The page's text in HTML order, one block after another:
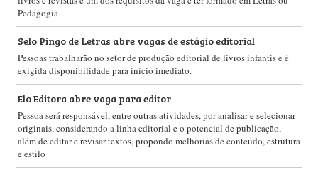
Pedagogia
Selo Pingo de Letras abre vagas de estágio editorial
Pessoas trabalharão no setor de produção editorial de livros infantis e é
exigida disponibilidade para início imediato.
Elo Editora abre vaga para editor
Pessoa será responsável, entre outras atividades, por analisar e selecionar
originais, considerando a linha editorial e o potencial de publicação,
além de editar e revisar textos, propondo melhorias de conteúdo, estrutura
e estilo